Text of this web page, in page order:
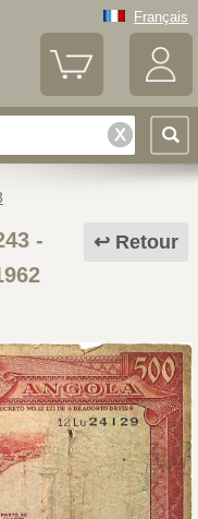
Français
Retour
-